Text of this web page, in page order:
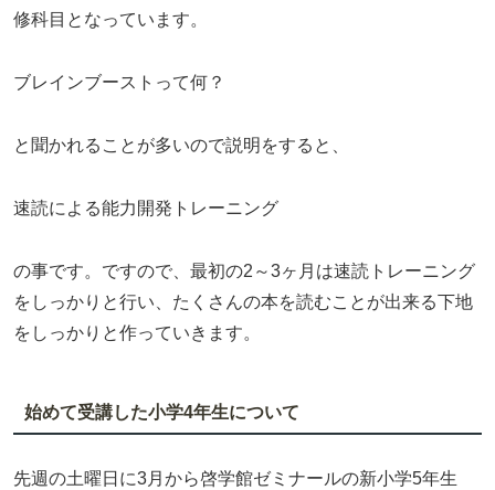
修科目となっています。
ブレインブーストって何？
と聞かれることが多いので説明をすると、
速読による能力開発トレーニング
の事です。ですので、最初の2～3ヶ月は速読トレーニング
をしっかりと行い、たくさんの本を読むことが出来る下地
をしっかりと作っていきます。
始めて受講した小学4年生について
先週の土曜日に3月から啓学館ゼミナールの新小学5年生